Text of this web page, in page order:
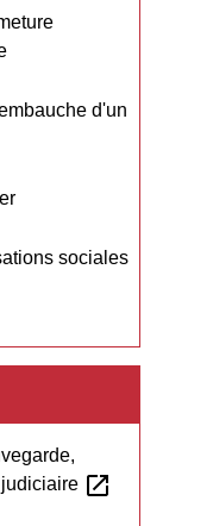
d'un
sociales
open_in_new